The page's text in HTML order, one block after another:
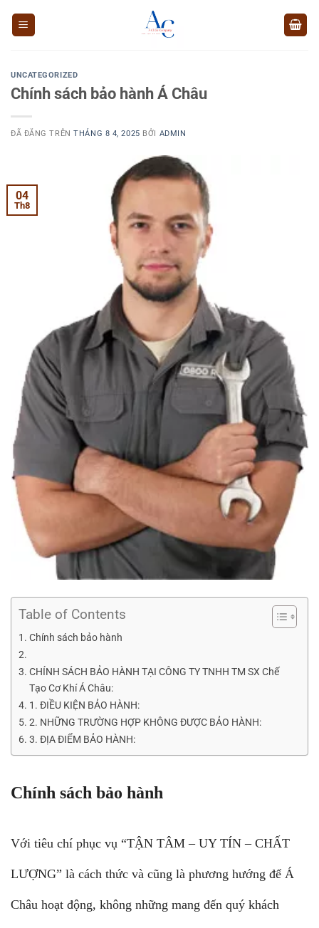
UNCATEGORIZED
Chính sách bảo hành Á Châu
ĐÃ ĐĂNG TRÊNTHÁNG 8 4, 2025 BỞI ADMIN
04
Th8
Table of Contents
Chính sách bảo hành
CHÍNH SÁCH BẢO HÀNH TẠI CÔNG TY TNHH TM SX Chế
Tạo Cơ Khí Á Châu:
1. ĐIỀU KIỆN BẢO HÀNH:
2. NHỮNG TRƯỜNG HỢP KHÔNG ĐƯỢC BẢO HÀNH:
3. ĐỊA ĐIỂM BẢO HÀNH:
Chính sách bảo hành
Với tiêu chí phục vụ “TẬN TÂM – UY TÍN – CHẤT
LƯỢNG” là cách thức và cũng là phương hướng để Á
Châu hoạt động, không những mang đến quý khách